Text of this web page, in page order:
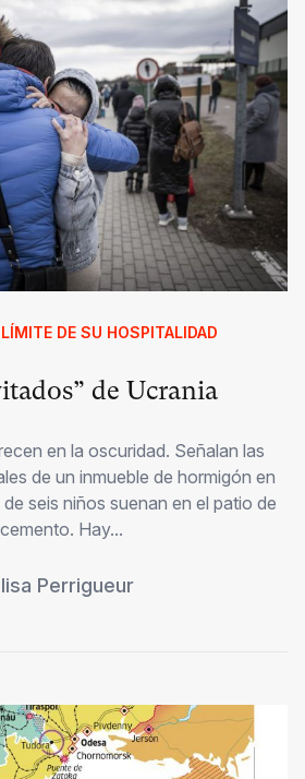
DE SU HOSPITALIDAD
de Ucrania
en la oscuridad. Señalan las
de un inmueble de hormigón en
seis niños suenan en el patio de
cemento. Hay...
Perrigueur